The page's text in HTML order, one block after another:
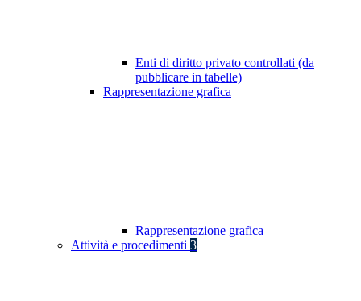
Enti di diritto privato controllati (da
pubblicare in tabelle)
Rappresentazione grafica
Rappresentazione grafica
Attività e procedimenti 3